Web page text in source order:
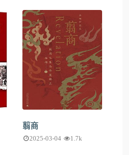
翦商
2025-03-04 1.7k